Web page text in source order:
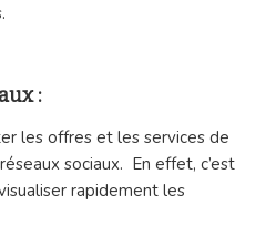
:
les offres et les services de
sociaux. En effet, c’est
rapidement les